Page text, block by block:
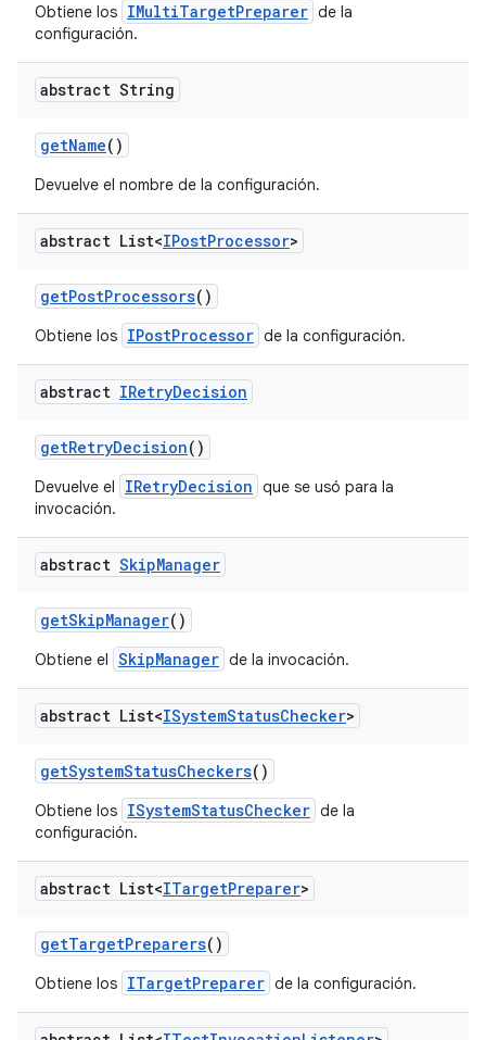
Obtiene los IMultiTargetPreparer de la
configuración.
abstract String
getName()
Devuelve el nombre de la configuración.
abstract List<IPostProcessor>
getPostProcessors()
Obtiene los IPostProcessor de la configuración.
abstract IRetryDecision
getRetryDecision()
Devuelve el IRetryDecision que se usó para la
invocación.
abstract SkipManager
getSkipManager()
Obtiene el SkipManager de la invocación.
abstract List<ISystemStatusChecker>
getSystemStatusCheckers()
Obtiene los ISystemStatusChecker de la
configuración.
abstract List<ITargetPreparer>
getTargetPreparers()
Obtiene los ITargetPreparer de la configuración.